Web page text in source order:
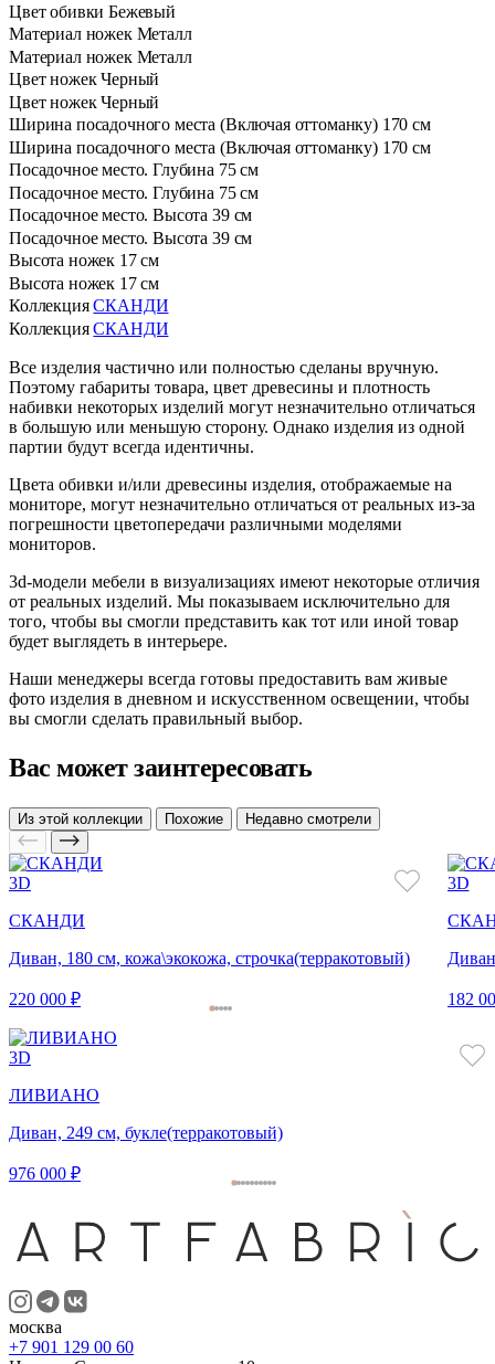
Цвет обивки Бежевый
Материал ножек Металл
Материал ножек Металл
Цвет ножек Черный
Цвет ножек Черный
Ширина посадочного места (Включая оттоманку) 170 см
Ширина посадочного места (Включая оттоманку) 170 см
Посадочное место. Глубина 75 см
Посадочное место. Глубина 75 см
Посадочное место. Высота 39 см
Посадочное место. Высота 39 см
Высота ножек 17 см
Высота ножек 17 см
Коллекция СКАНДИ
Коллекция СКАНДИ
Все изделия частично или полностью сделаны вручную.
Поэтому габариты товара, цвет древесины и плотность
набивки некоторых изделий могут незначительно отличаться
в большую или меньшую сторону. Однако изделия из одной
партии будут всегда идентичны.
Цвета обивки и/или древесины изделия, отображаемые на
мониторе, могут незначительно отличаться от реальных из-за
погрешности цветопередачи различными моделями
мониторов.
3d-модели мебели в визуализациях имеют некоторые отличия
от реальных изделий. Мы показываем исключительно для
того, чтобы вы смогли представить как тот или иной товар
будет выглядеть в интерьере.
Наши менеджеры всегда готовы предоставить вам живые
фото изделия в дневном и искусственном освещении, чтобы
вы смогли сделать правильный выбор.
Вас может заинтересовать
Из этой коллекции Похожие Недавно смотрели
3D
СКАНДИ
Диван, 180 см, кожа\экокожа, строчка(терракотовый)
220 000 ₽
3D
182
3D
ЛИВИАНО
Диван, 249 см, букле(терракотовый)
976 000 ₽
москва
+7 901 129 00 60